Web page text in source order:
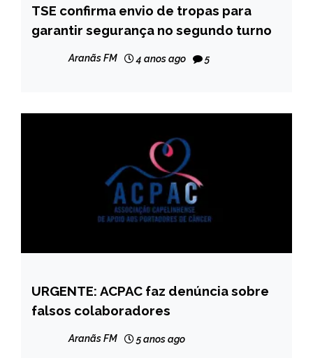
BRASIL
NOTÍCIAS
TSE confirma envio de tropas para
garantir segurança no segundo turno
Aranãs FM 4 anos ago 5
CAPELINHA
NOTÍCIAS
URGENTE: ACPAC faz denúncia sobre
falsos colaboradores
Aranãs FM 5 anos ago